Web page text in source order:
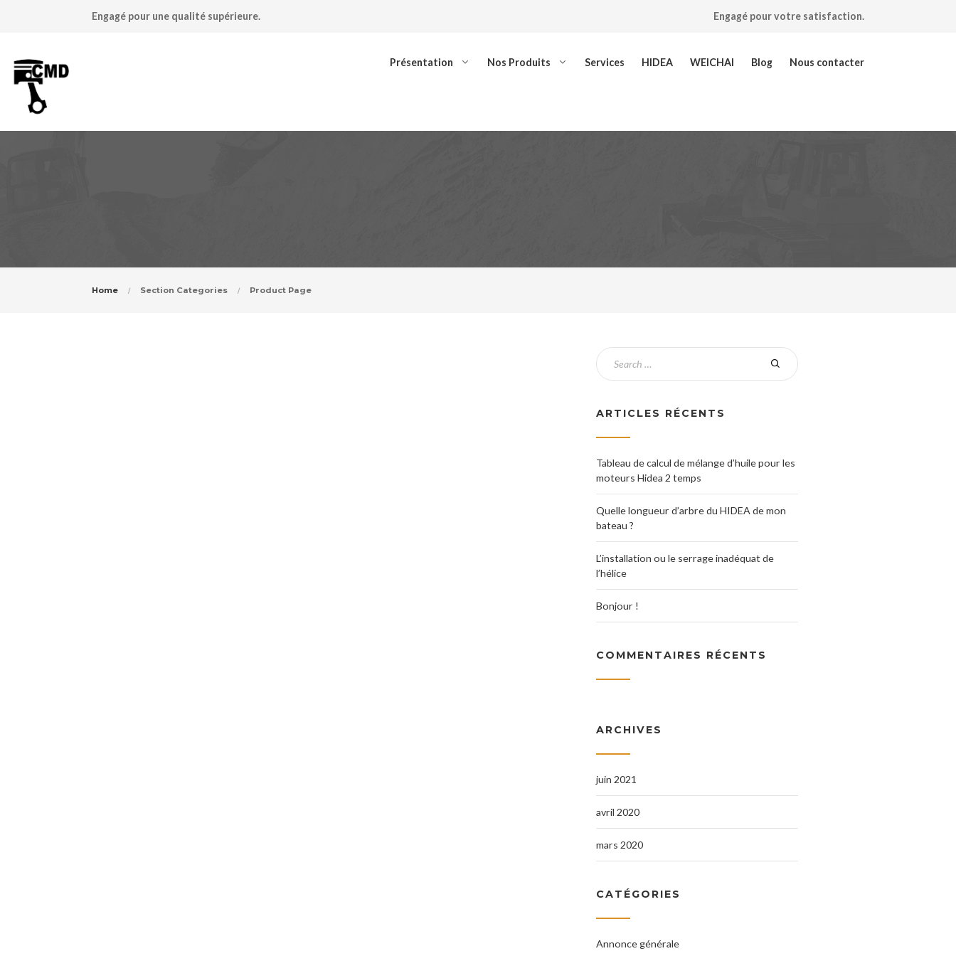
Engagé pour une qualité supérieure. Engagé pour votre satisfaction.
Présentation Nos Produits Services HIDEA WEICHAI Blog Nous contacter
Home Section Categories Product Page
ARTICLES RÉCENTS
Tableau de calcul de mélange d’huile pour les
moteurs Hidea 2 temps
Quelle longueur d’arbre du HIDEA de mon
bateau ?
L’installation ou le serrage inadéquat de
l’hélice
Bonjour !
COMMENTAIRES RÉCENTS
ARCHIVES
juin 2021
avril 2020
mars 2020
CATÉGORIES
Annonce générale